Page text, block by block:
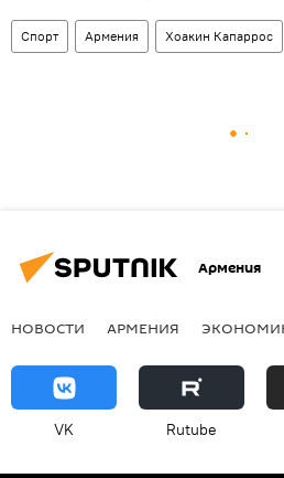
Спорт Армения Хоакин Капаррос
Армения
НОВОСТИ АРМЕНИЯ
VK Rutube